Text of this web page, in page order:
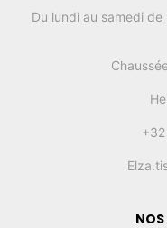
Du lundi au samedi